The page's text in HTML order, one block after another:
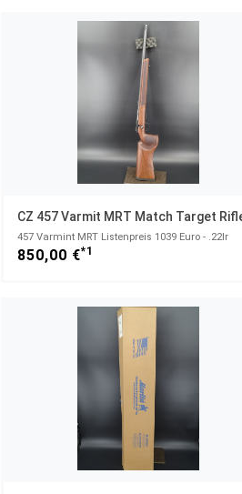
457 Varmint MRT Listenpreis 1039 Euro - .22lr
850,00 €*1